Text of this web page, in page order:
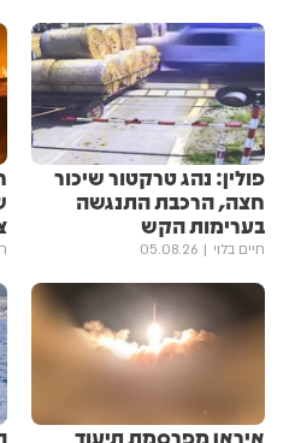
פולין: נהג טרקטור שיכור
חצה, הרכבת התנגשה
בערימות הקש
חיים בלוי 05.08.26
איראן מפרסמת תיעוד